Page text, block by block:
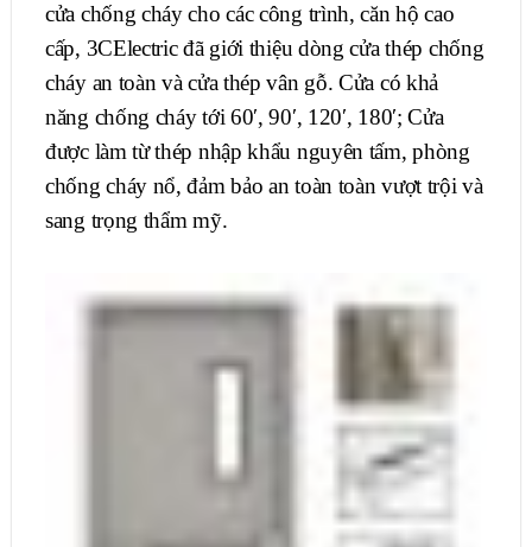
cửa chống cháy cho các công trình, căn hộ cao
cấp, 3CElectric đã giới thiệu dòng cửa thép chống
cháy an toàn và cửa thép vân gỗ. Cửa có khả
năng chống cháy tới 60′, 90′, 120′, 180′; Cửa
được làm từ thép nhập khẩu nguyên tấm, phòng
chống cháy nổ, đảm bảo an toàn toàn vượt trội và
sang trọng thẩm mỹ.